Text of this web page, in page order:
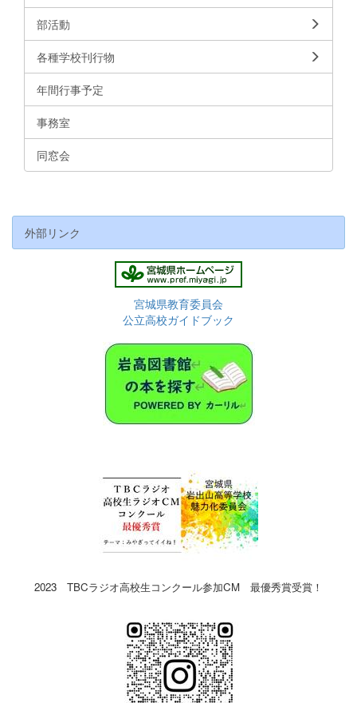
部活動
各種学校刊行物
年間行事予定
事務室
同窓会
外部リンク
宮城県教育委員会
公立高校ガイドブック
2023 TBCラジオ高校生コンクール参加CM 最優秀賞受賞！